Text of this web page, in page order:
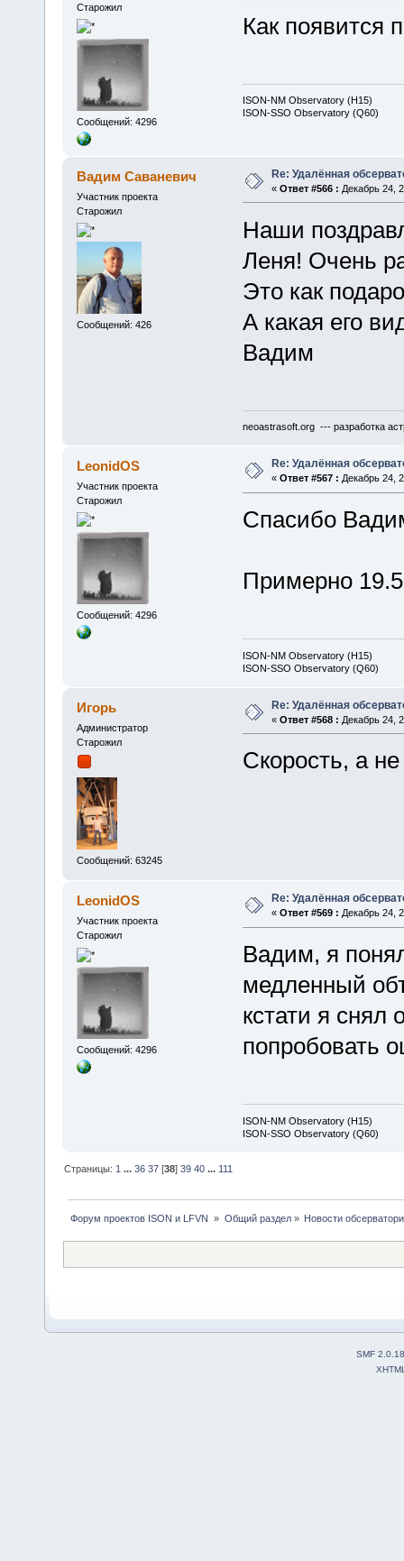
Старожил
Сообщений: 4296
Как появится
ISON-NM Observatory (H15)
ISON-SSO Observatory (Q60)
Вадим Саваневич
Участник проекта
Старожил
Сообщений: 426
Re: Удалённая
« Ответ #566 : Декабрь 24,
Наши
Леня! Очень
Это как
А какая его
Вадим
neoastrasoft.org --- разработка
LeonidOS
Участник проекта
Старожил
Сообщений: 4296
Re: Удалённая
« Ответ #567 : Декабрь 24,
Спасибо
Примерно
ISON-NM Observatory (H15)
ISON-SSO Observatory (Q60)
Игорь
Администратор
Старожил
Сообщений: 63245
Re: Удалённая
« Ответ #568 : Декабрь 24,
Скорость, а
LeonidOS
Участник проекта
Старожил
Сообщений: 4296
Re: Удалённая
« Ответ #569 : Декабрь 24,
Вадим, я
медленный
кстати я
попробовать
ISON-NM Observatory (H15)
ISON-SSO Observatory (Q60)
Страницы: 1 ...36 37 [38]39 40 ... 111
Форум проектов ISON и LFVN » Общий раздел» Новости
SMF 2.0.18